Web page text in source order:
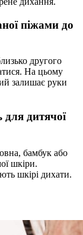
піжами до
другого
На цьому
залишає руки
для дитячої
бамбук або
шкіри.
шкірі дихати.